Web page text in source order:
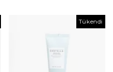
Tükendi